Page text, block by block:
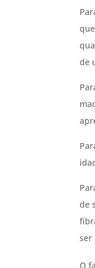
de
de
ser
O